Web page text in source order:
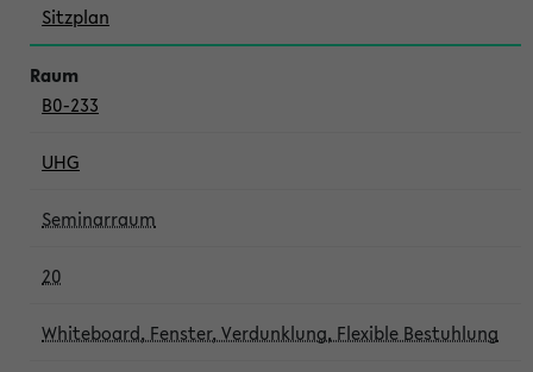
Sitzplan
B0-233
UHG
Seminarraum
20
Whiteboard, Fenster, Verdunklung, Flexible Bestuhlung